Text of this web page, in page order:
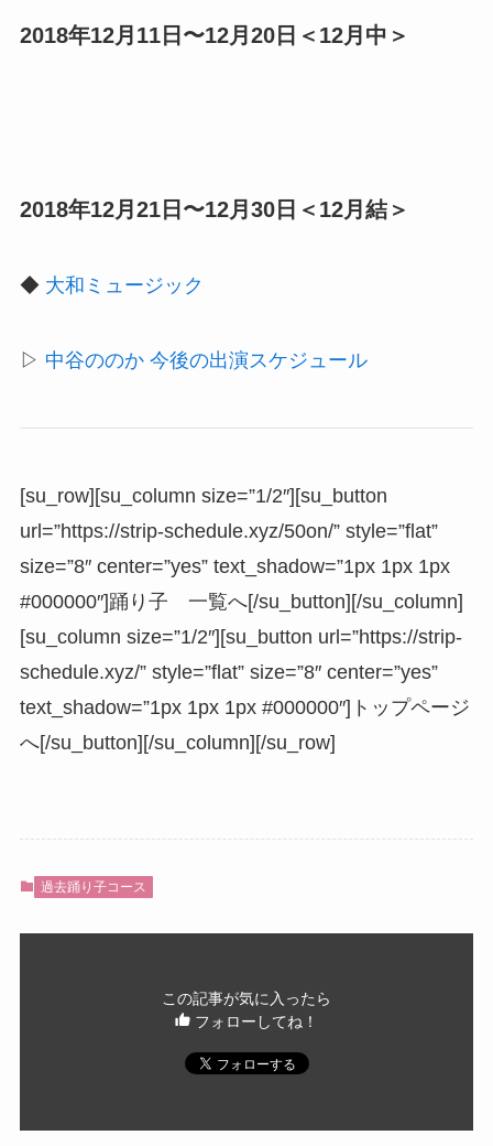
2018年12月11日〜12月20日＜12月中＞
2018年12月21日〜12月30日＜12月結＞
◆ 大和ミュージック
▷ 中谷ののか 今後の出演スケジュール
[su_row][su_column size=”1/2″][su_button
url=”https://strip-schedule.xyz/50on/” style=”flat”
size=”8″ center=”yes” text_shadow=”1px 1px 1px
#000000″]踊り子 一覧へ[/su_button][/su_column]
[su_column size=”1/2″][su_button url=”https://strip-
schedule.xyz/” style=”flat” size=”8″ center=”yes”
text_shadow=”1px 1px 1px #000000″]トップページ
へ[/su_button][/su_column][/su_row]
過去踊り子コース
この記事が気に入ったら
フォローしてね！